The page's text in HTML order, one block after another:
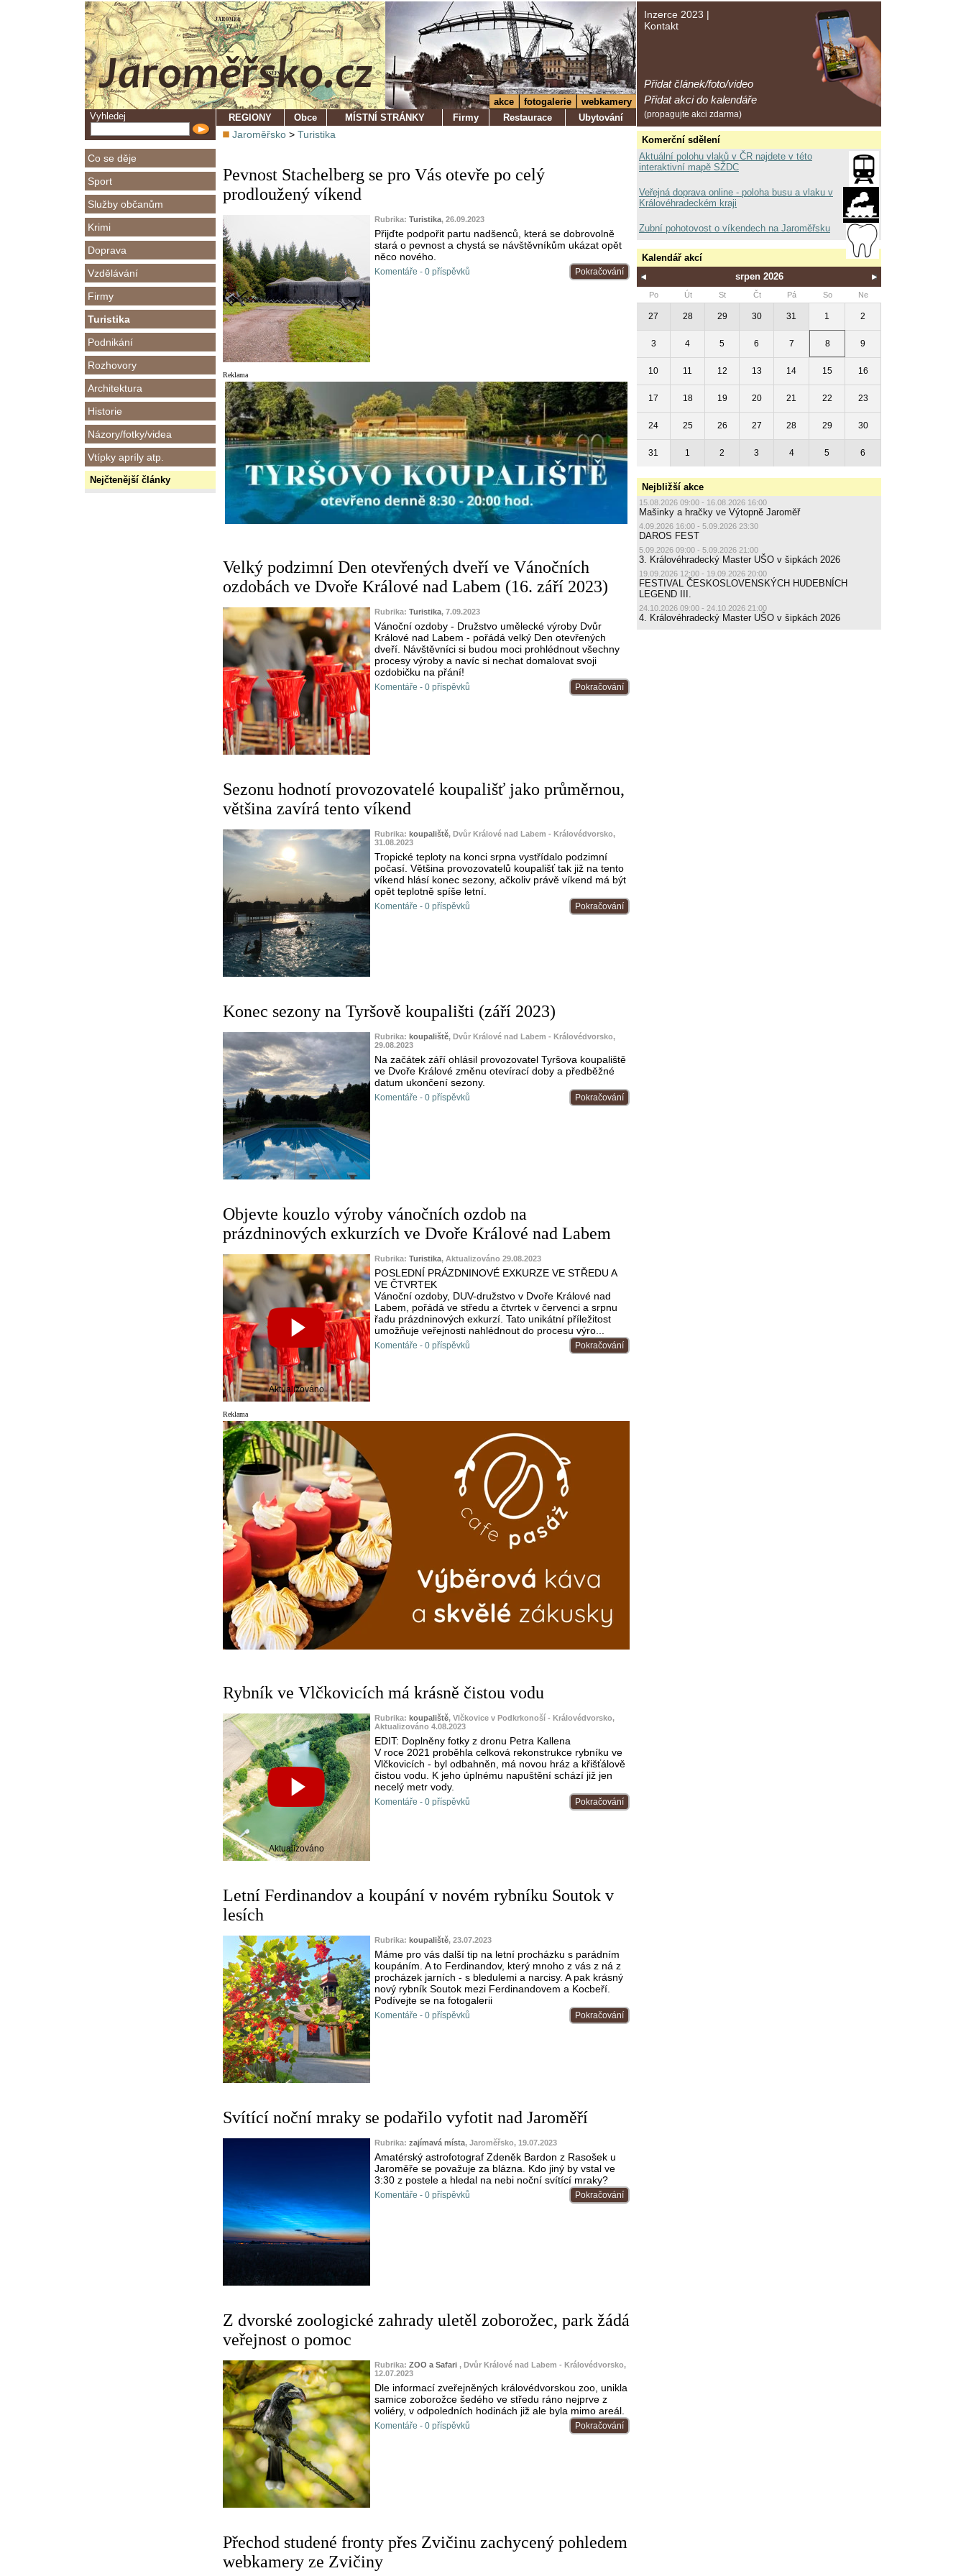
Vyhledej
Co se děje
Sport
Služby občanům
Krimi
Doprava
Vzdělávání
Firmy
Turistika
Podnikání
Rozhovory
Architektura
Historie
Názory/fotky/videa
Vtípky apríly atp.
Nejčtenější články
Inzerce 2023 |
Kontakt
Přidat článek/foto/video
Přidat akci do kalendáře
(propagujte akci zdarma)
akce fotogalerie
webkamery
REGIONY
Obce MÍSTNÍ STRÁNKY Firmy Restaurace Ubytování
Jaroměřsko > Turistika
Pevnost Stachelberg se pro Vás otevře po celý
prodloužený víkend
Rubrika: Turistika, 26.09.2023
Přijďte podpořit partu nadšenců, která se dobrovolně
stará o pevnost a chystá se návštěvníkům ukázat opět
něco nového.
Pokračování
Komentáře - 0 příspěvků
Reklama
Velký podzimní Den otevřených dveří ve Vánočních
ozdobách ve Dvoře Králové nad Labem (16. září 2023)
Rubrika: Turistika, 7.09.2023
Vánoční ozdoby - Družstvo umělecké výroby Dvůr
Králové nad Labem - pořádá velký Den otevřených
dveří. Návštěvníci si budou moci prohlédnout všechny
procesy výroby a navíc si nechat domalovat svoji
ozdobičku na přání!
Pokračování
Komentáře - 0 příspěvků
Sezonu hodnotí provozovatelé koupališť jako průměrnou,
většina zavírá tento víkend
Rubrika: koupaliště, Dvůr Králové nad Labem - Královédvorsko,
31.08.2023
Tropické teploty na konci srpna vystřídalo podzimní
počasí. Většina provozovatelů koupališť tak již na tento
víkend hlásí konec sezony, ačkoliv právě víkend má být
opět teplotně spíše letní.
Pokračování
Komentáře - 0 příspěvků
Konec sezony na Tyršově koupališti (září 2023)
Rubrika: koupaliště, Dvůr Králové nad Labem - Královédvorsko,
29.08.2023
Na začátek září ohlásil provozovatel Tyršova koupaliště
ve Dvoře Králové změnu otevírací doby a předběžné
datum ukončení sezony.
Pokračování
Komentáře - 0 příspěvků
Objevte kouzlo výroby vánočních ozdob na
prázdninových exkurzích ve Dvoře Králové nad Labem
Aktualizováno
Rubrika: Turistika, Aktualizováno 29.08.2023
POSLEDNÍ PRÁZDNINOVÉ EXKURZE VE STŘEDU A
VE ČTVRTEK
Vánoční ozdoby, DUV-družstvo v Dvoře Králové nad
Labem, pořádá ve středu a čtvrtek v červenci a srpnu
řadu prázdninových exkurzí. Tato unikátní příležitost
umožňuje veřejnosti nahlédnout do procesu výro...
Pokračování
Komentáře - 0 příspěvků
Reklama
Rybník ve Vlčkovicích má krásně čistou vodu
Aktualizováno
Rubrika: koupaliště, Vlčkovice v Podkrkonoší - Královédvorsko,
Aktualizováno 4.08.2023
EDIT: Doplněny fotky z dronu Petra Kallena
V roce 2021 proběhla celková rekonstrukce rybníku ve
Vlčkovicích - byl odbahněn, má novou hráz a křišťálově
čistou vodu. K jeho úplnému napuštění schází již jen
necelý metr vody.
Pokračování
Komentáře - 0 příspěvků
Letní Ferdinandov a koupání v novém rybníku Soutok v
lesích
Rubrika: koupaliště, 23.07.2023
Máme pro vás další tip na letní procházku s parádním
koupáním. A to Ferdinandov, který mnoho z vás z ná z
procházek jarních - s bledulemi a narcisy. A pak krásný
nový rybník Soutok mezi Ferdinandovem a Kocbeří.
Podívejte se na fotogalerii
Pokračování
Komentáře - 0 příspěvků
Svítící noční mraky se podařilo vyfotit nad Jaroměří
Rubrika: zajímavá místa, Jaroměřsko, 19.07.2023
Amatérský astrofotograf Zdeněk Bardon z Rasošek u
Jaroměře se považuje za blázna. Kdo jiný by vstal ve
3:30 z postele a hledal na nebi noční svítící mraky?
Pokračování
Komentáře - 0 příspěvků
Z dvorské zoologické zahrady uletěl zoborožec, park žádá
veřejnost o pomoc
Rubrika: ZOO a Safari , Dvůr Králové nad Labem - Královédvorsko,
12.07.2023
Dle informací zveřejněných královédvorskou zoo, unikla
samice zoborožce šedého ve středu ráno nejprve z
voliéry, v odpoledních hodinách již ale byla mimo areál.
Pokračování
Komentáře - 0 příspěvků
Přechod studené fronty přes Zvičinu zachycený pohledem
webkamery ze Zvičiny
Komerční sdělení
Aktuální polohu vlaků v ČR najdete v této
interaktivní mapě SŽDC
Veřejná doprava online - poloha busu a vlaku v
Královéhradeckém kraji
Zubní pohotovost o víkendech na Jaroměřsku
Kalendář akcí
srpen 2026
Po Út St Čt Pá So Ne
27 28 29 30 31 1 2
3 4 5 6 7 8 9
10 11 12 13 14 15 16
17 18 19 20 21 22 23
24 25 26 27 28 29 30
31 1 2 3 4 5 6
Nejbližší akce
15.08.2026 09:00 - 16.08.2026 16:00
Mašinky a hračky ve Výtopně Jaroměř
4.09.2026 16:00 - 5.09.2026 23:30
DAROS FEST
5.09.2026 09:00 - 5.09.2026 21:00
3. Královéhradecký Master UŠO v šipkách 2026
19.09.2026 12:00 - 19.09.2026 20:00
FESTIVAL ČESKOSLOVENSKÝCH HUDEBNÍCH
LEGEND III.
24.10.2026 09:00 - 24.10.2026 21:00
4. Královéhradecký Master UŠO v šipkách 2026